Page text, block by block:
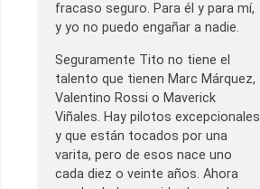
fracaso seguro. Para él y para mí,
y yo no puedo engañar a nadie.
Seguramente Tito no tiene el
talento que tienen Marc Márquez,
Valentino Rossi o Maverick
Viñales. Hay pilotos excepcionales
y que están tocados por una
varita, pero de esos nace uno
cada diez o veinte años. Ahora